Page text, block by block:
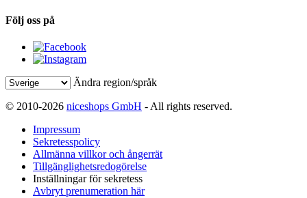
Följ oss på
Ändra region/språk
© 2010-2026 niceshops GmbH - All rights reserved.
Impressum
Sekretesspolicy
Allmänna villkor och ångerrät
Tillgänglighetsredogörelse
Inställningar för sekretess
Avbryt prenumeration här